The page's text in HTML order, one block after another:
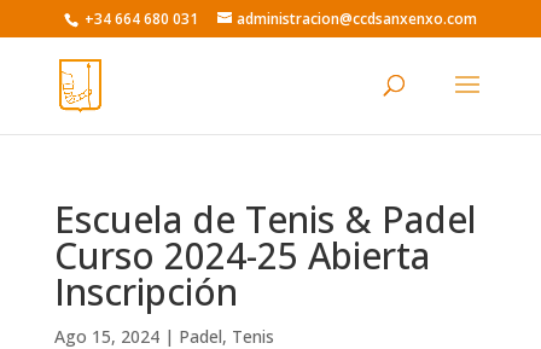
+34 664 680 031 administracion@ccdsanxenxo.com
Escuela de Tenis & Padel
Curso 2024-25 Abierta
Inscripción
Ago 15, 2024| Padel, Tenis